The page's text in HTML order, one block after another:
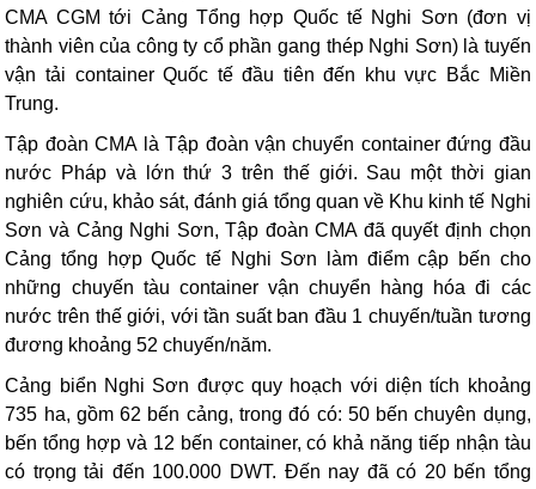
CMA CGM tới Cảng Tổng hợp Quốc tế Nghi Sơn (đơn vị
thành viên của công ty cổ phần gang thép Nghi Sơn) là tuyến
vận tải container Quốc tế đầu tiên đến khu vực Bắc Miền
Trung.
Tập đoàn CMA là Tập đoàn vận chuyển container đứng đầu
nước Pháp và lớn thứ 3 trên thế giới. Sau một thời gian
nghiên cứu, khảo sát, đánh giá tổng quan về Khu kinh tế Nghi
Sơn và Cảng Nghi Sơn, Tập đoàn CMA đã quyết định chọn
Cảng tổng hợp Quốc tế Nghi Sơn làm điểm cập bến cho
những chuyến tàu container vận chuyển hàng hóa đi các
nước trên thế giới, với tần suất ban đầu 1 chuyến/tuần tương
đương khoảng 52 chuyến/năm.
Cảng biển Nghi Sơn được quy hoạch với diện tích khoảng
735 ha, gồm 62 bến cảng, trong đó có: 50 bến chuyên dụng,
bến tổng hợp và 12 bến container, có khả năng tiếp nhận tàu
có trọng tải đến 100.000 DWT. Đến nay đã có 20 bến tổng